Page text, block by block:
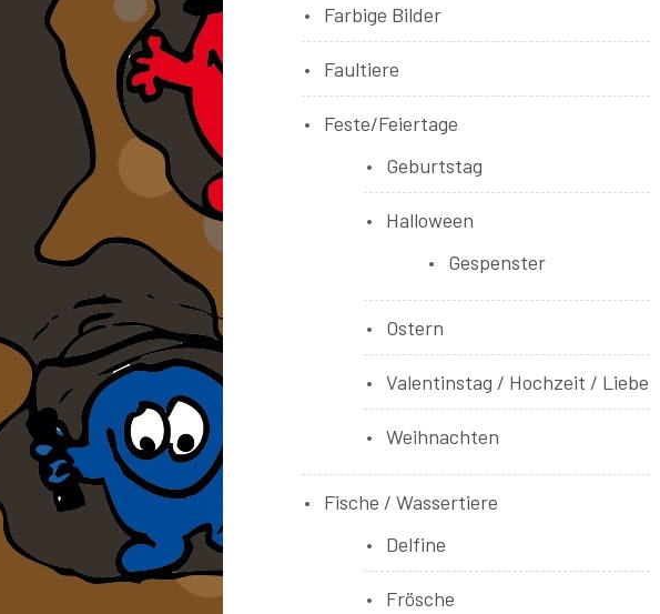
Farbige Bilder
Faultiere
Feste/Feiertage
Geburtstag
Halloween
Gespenster
Ostern
Valentinstag / Hochzeit / Liebe
Weihnachten
Fische / Wassertiere
Delfine
Frösche